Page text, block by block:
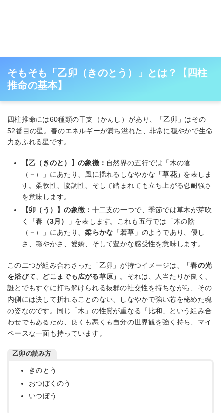
そもそも「乙卯（きのとう）」とは？【四柱
推命の基本】
四柱推命には60種類の干支（かんし）があり、「乙卯」はその
52番目の星。春のエネルギーが満ち溢れた、非常に穏やかで生命
力あふれる星です。
【乙（きのと）】の象徴： 自然界の五行では「木の陰
（－）」にあたり、風に揺れるしなやかな 「草花」 を表しま
す。柔軟性、協調性、そして踏まれても立ち上がる忍耐強さ
を意味します。
【卯（う）】の象徴： 十二支の一つで、季節では草木が芽吹
く
「春（3月）」 を表します。これも五行では「木の陰
（－）」にあたり、柔らかな「若草」 のようであり、優し
さ、穏やかさ、愛嬌、そして豊かな感受性を意味します。
この二つが組み合わさった「乙卯」が持つイメージは、
「春の光
を浴びて、どこまでも広がる草原」 。それは、人当たりが良く、
誰とでもすぐに打ち解けられる抜群の社交性を持ちながら、その
内側には決して折れることのない、しなやかで強い芯を秘めた魂
の姿なのです。同じ「木」の性質が重なる「比和」という組み合
わせでもあるため、良くも悪くも自分の世界観を強く持ち、マイ
ペースな一面も持っています。
乙卯の読み方
きのとう
おつぼくのう
いつぼう